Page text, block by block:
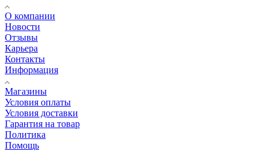
О компании
Новости
Отзывы
Карьера
Контакты
Информация
Магазины
Условия оплаты
Условия доставки
Гарантия на товар
Политика
Помощь